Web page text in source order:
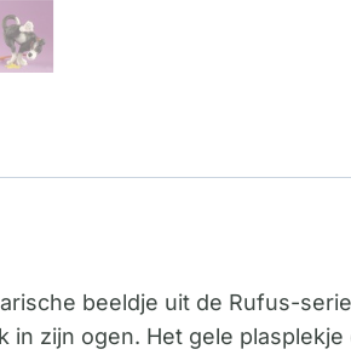
beeldje uit de Rufus-
in zijn ogen. Het gele